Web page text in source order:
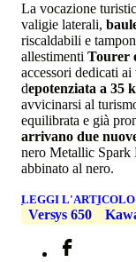
La vocazione
valigie laterali,
riscaldabili e
allestimenti Tourer
accessori dedicati
depotenziata a 35
avvicinarsi al
equilibrata e già
arrivano due
nero Metallic
abbinato al nero.
LEGGI
Versys 650